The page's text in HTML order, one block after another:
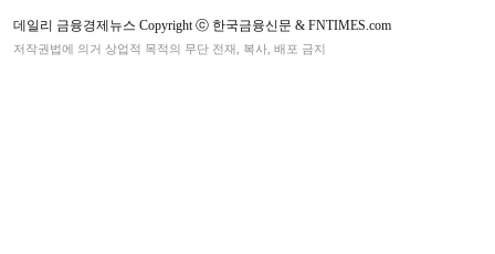
데일리 금융경제뉴스 Copyright ⓒ 한국금융신문 & FNTIMES.com
저작권법에 의거 상업적 목적의 무단 전재, 복사, 배포 금지